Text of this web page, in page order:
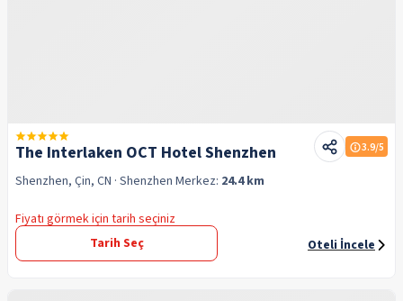
The Interlaken OCT Hotel Shenzhen 3.9/5
Shenzhen, Çin, CN · Shenzhen Merkez: 24.4 km
Fiyatı görmek için tarih seçiniz
Tarih Seç
Oteli İncele